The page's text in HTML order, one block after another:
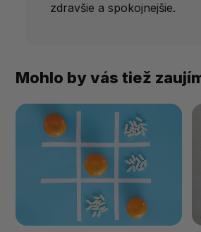
zdravšie a spokojnejšie.
Mohlo by vás tiež